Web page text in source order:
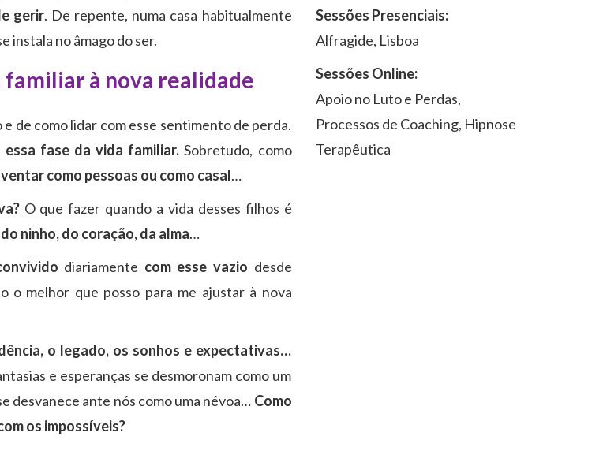
gerir. De repente, numa casa habitualmente
instala no âmago do ser.
familiar à nova realidade
de como lidar com esse sentimento de perda.
fase da vida familiar. Sobretudo, como
como pessoas ou como casal…
O que fazer quando a vida desses filhos é
ninho, do coração, da alma…
diariamente com esse vazio desde
melhor que posso para me ajustar à nova
o legado, os sonhos e expectativas…
e esperanças se desmoronam como um
desvanece ante nós como uma névoa… Como
os impossíveis?
Sessões Presenciais:
Alfragide, Lisboa
Sessões Online:
Apoio no Luto e Perdas,
Processos de Coaching, Hipnose
Terapêutica